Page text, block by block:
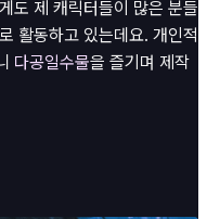
도 제 캐릭터들이 많은 분들
로 활동하고 있는데요. 개인적
다공일수물을 즐기며 제작